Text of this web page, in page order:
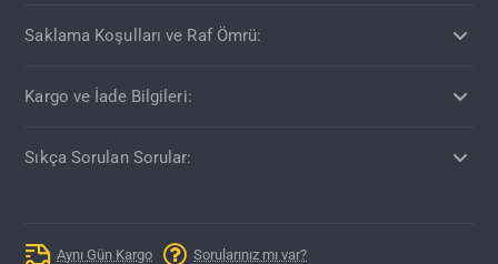
Saklama Koşulları ve Raf Ömrü:
Kargo ve İade Bilgileri:
Sıkça Sorulan Sorular:
Aynı Gün Kargo Sorularınız mı var?